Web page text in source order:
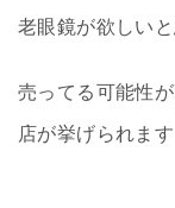
老眼鏡が欲しいと
売ってる可能性
店が挙げられます